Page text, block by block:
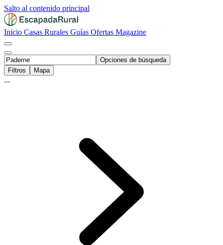
Salto al contenido principal
Inicio Casas Rurales Guías Ofertas Magazine
Opciones de búsqueda
Filtros
Mapa
...